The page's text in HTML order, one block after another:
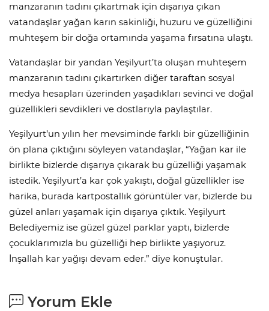
manzaranın tadını çıkartmak için dışarıya çıkan
vatandaşlar yağan karın sakinliği, huzuru ve güzelliğini
muhteşem bir doğa ortamında yaşama fırsatına ulaştı.
Vatandaşlar bir yandan Yeşilyurt’ta oluşan muhteşem
manzaranın tadını çıkartırken diğer taraftan sosyal
medya hesapları üzerinden yaşadıkları sevinci ve doğal
güzellikleri sevdikleri ve dostlarıyla paylaştılar.
Yeşilyurt’un yılın her mevsiminde farklı bir güzelliğinin
ön plana çıktığını söyleyen vatandaşlar, “Yağan kar ile
birlikte bizlerde dışarıya çıkarak bu güzelliği yaşamak
istedik. Yeşilyurt’a kar çok yakıştı, doğal güzellikler ise
harika, burada kartpostallık görüntüler var, bizlerde bu
güzel anları yaşamak için dışarıya çıktık. Yeşilyurt
Belediyemiz ise güzel güzel parklar yaptı, bizlerde
çocuklarımızla bu güzelliği hep birlikte yaşıyoruz.
İnşallah kar yağışı devam eder.” diye konuştular.
Yorum Ekle